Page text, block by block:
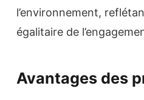
l’environnement,
égalitaire de
Avantages des